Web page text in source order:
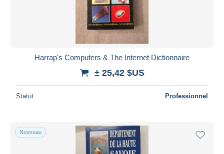
Harrap's Computers & The Internet Dictionnaire
± 25,42 $US
Statut Professionnel
Nouveau